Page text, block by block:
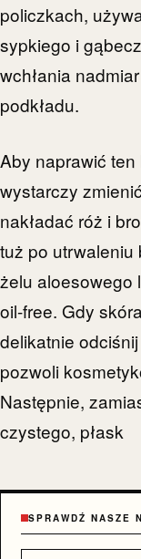
policzkach,
sypkiego i
wchłania
podkładu.
Aby naprawić
wystarczy
nakładać róż i
tuż po utrwaleniu
żelu aloesowego
oil-free. Gdy
delikatnie
pozwoli
Następnie,
czystego, płask
SPRAWDŹ NASZE